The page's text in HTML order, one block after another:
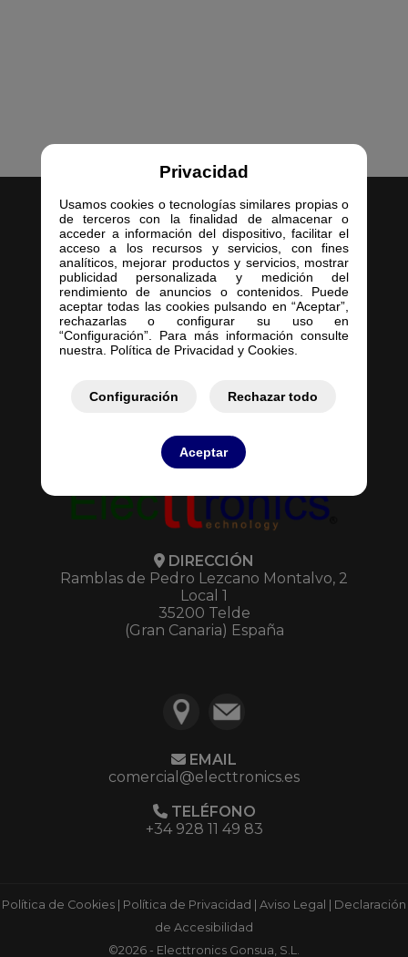
Privacidad
Usamos cookies o tecnologías similares propias o
de terceros con la finalidad de almacenar o
acceder a información del dispositivo, facilitar el
acceso a los recursos y servicios, con fines
analíticos, mejorar productos y servicios, mostrar
publicidad personalizada y medición del
rendimiento de anuncios o contenidos. Puede
aceptar todas las cookies pulsando en “Aceptar”,
rechazarlas o configurar su uso en
“Configuración”. Para más información consulte
nuestra. Política de Privacidad y Cookies.
Configuración Rechazar todo
Aceptar
Inicio
Empresa
Servicios
Contacto
Mis Presupuestos
DIRECCIÓN
Ramblas de Pedro Lezcano Montalvo, 2
Local 1
35200 Telde
(Gran Canaria) España
EMAIL
comercial@electtronics.es
TELÉFONO
+34 928 11 49 83
Política de Cookies Política de Privacidad Aviso Legal
Declaración
de Accesibilidad
©2026 - Electtronics Gonsua, S.L.